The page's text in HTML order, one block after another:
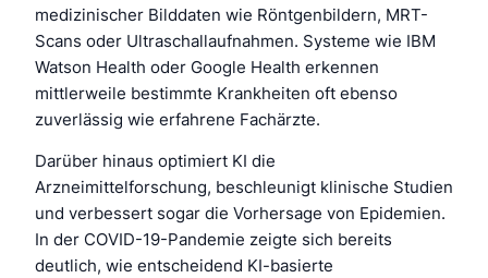
medizinischer Bilddaten wie Röntgenbildern, MRT-
Scans oder Ultraschallaufnahmen. Systeme wie IBM
Watson Health oder Google Health erkennen
mittlerweile bestimmte Krankheiten oft ebenso
zuverlässig wie erfahrene Fachärzte.
Darüber hinaus optimiert KI die
Arzneimittelforschung, beschleunigt klinische Studien
und verbessert sogar die Vorhersage von Epidemien.
In der COVID-19-Pandemie zeigte sich bereits
deutlich, wie entscheidend KI-basierte